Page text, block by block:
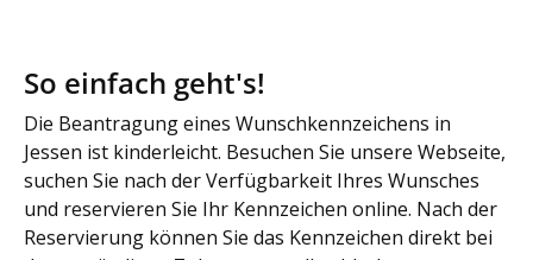
So einfach geht's!
Die Beantragung eines Wunschkennzeichens in
Jessen ist kinderleicht. Besuchen Sie unsere Webseite,
suchen Sie nach der Verfügbarkeit Ihres Wunsches
und reservieren Sie Ihr Kennzeichen online. Nach der
Reservierung können Sie das Kennzeichen direkt bei